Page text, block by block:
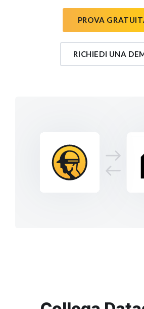
PROVA
RICHIEDI UNA